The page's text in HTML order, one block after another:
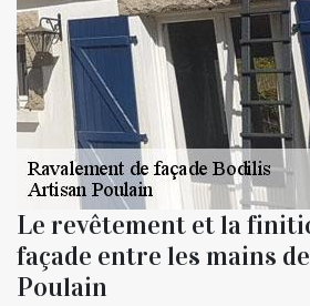
Le revêtement et la
façade entre les mains
Poulain